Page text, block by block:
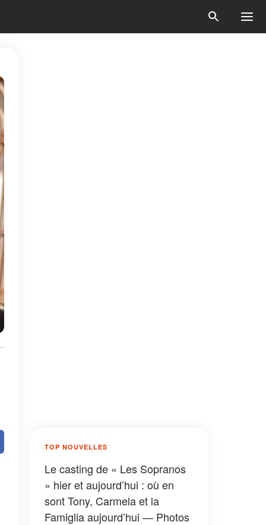
TOP NOUVELLES
Le casting de « Les Sopranos
» hier et aujourd’hui : où en
sont Tony, Carmela et la
Famiglia aujourd’hui — Photos